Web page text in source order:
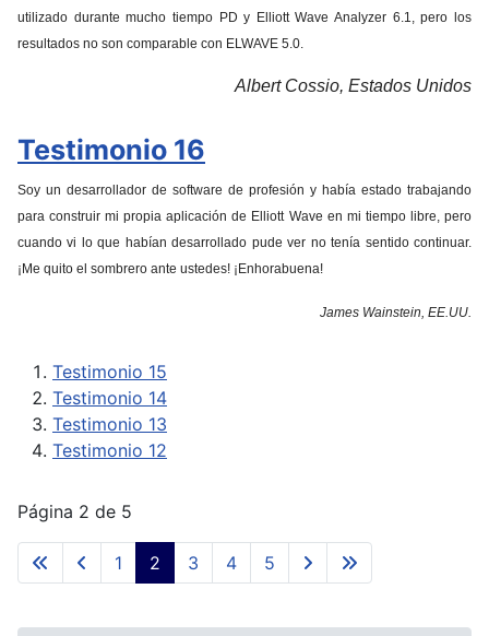
utilizado durante mucho tiempo PD y Elliott Wave Analyzer 6.1, pero los
resultados no son comparable con ELWAVE 5.0.
Albert Cossio, Estados Unidos
Testimonio 16
Soy un desarrollador de software de profesión y había estado trabajando
para construir mi propia aplicación de Elliott Wave en mi tiempo libre, pero
cuando vi lo que habían desarrollado pude ver no tenía sentido continuar.
¡ Me quito el sombrero ante ustedes! ¡Enhorabuena!
James Wainstein, EE.UU.
Testimonio 15
Testimonio 14
Testimonio 13
Testimonio 12
Página 2 de 5
1 2 3 4 5